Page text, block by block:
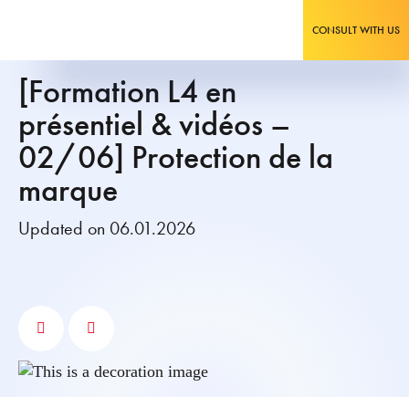
CONSULT WITH US
[Formation L4 en
présentiel & vidéos –
02/06] Protection de la
marque
Updated on 06.01.2026